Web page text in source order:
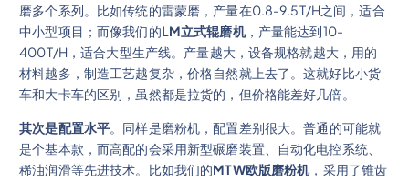
磨多个系列。比如传统的雷蒙磨，产量在0.8-9.5T/H之间，适合
中小型项目；而像我们的LM立式辊磨机，产量能达到10-
400T/H，适合大型生产线。产量越大，设备规格就越大，用的
材料越多，制造工艺越复杂，价格自然就上去了。这就好比小货
车和大卡车的区别，虽然都是拉货的，但价格能差好几倍。
其次是配置水平。同样是磨粉机，配置差别很大。普通的可能就
是个基本款，而高配的会采用新型碾磨装置、自动化电控系统、
稀油润滑等先进技术。比如我们的MTW欧版磨粉机，采用了锥齿